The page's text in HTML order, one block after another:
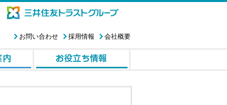
会社概要
採用情報
お問い合わせ